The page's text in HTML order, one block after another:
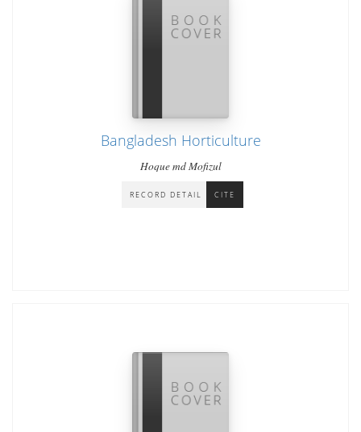
Bangladesh Horticulture
Hoque md Mofizul
RECORD DETAIL CITE